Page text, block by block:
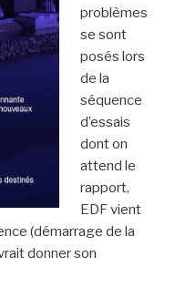
problèmes
se sont
posés lors
de la
séquence
d’essais
dont on
attend le
rapport,
EDF vient
(démarrage de la
donner son